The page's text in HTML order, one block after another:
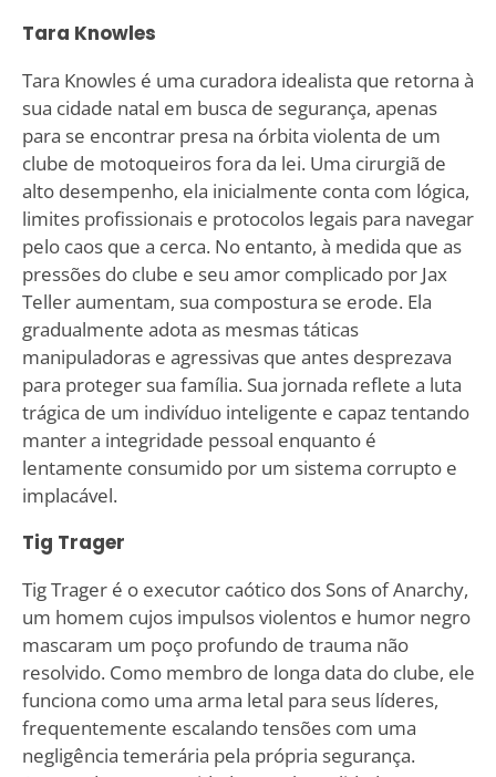
Tara Knowles
Tara Knowles é uma curadora idealista que retorna à
sua cidade natal em busca de segurança, apenas
para se encontrar presa na órbita violenta de um
clube de motoqueiros fora da lei. Uma cirurgiã de
alto desempenho, ela inicialmente conta com lógica,
limites profissionais e protocolos legais para navegar
pelo caos que a cerca. No entanto, à medida que as
pressões do clube e seu amor complicado por Jax
Teller aumentam, sua compostura se erode. Ela
gradualmente adota as mesmas táticas
manipuladoras e agressivas que antes desprezava
para proteger sua família. Sua jornada reflete a luta
trágica de um indivíduo inteligente e capaz tentando
manter a integridade pessoal enquanto é
lentamente consumido por um sistema corrupto e
implacável.
Tig Trager
Tig Trager é o executor caótico dos Sons of Anarchy,
um homem cujos impulsos violentos e humor negro
mascaram um poço profundo de trauma não
resolvido. Como membro de longa data do clube, ele
funciona como uma arma letal para seus líderes,
frequentemente escalando tensões com uma
negligência temerária pela própria segurança.